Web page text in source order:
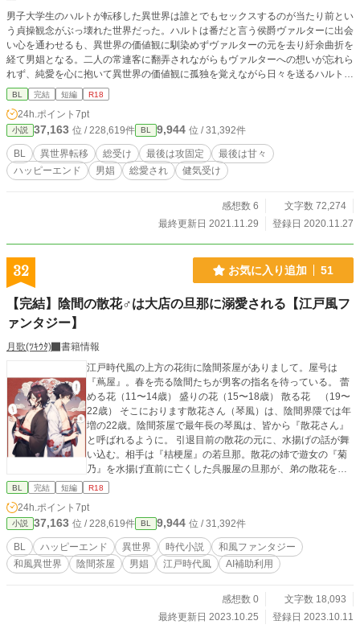
男子大学生のハルトが転移した異世界は誰とでもセックスするのが当たり前とい
う貞操観念がぶっ壊れた世界だった。ハルトは番だと言う侯爵ヴァルターに出会
い心を通わせるも、異世界の価値観に馴染めずヴァルターの元を去り紆余曲折を
経て男娼となる。二人の常連客に翻弄されながらもヴァルターへの想いが忘れら
れず、純愛を心に抱いて異世界の価値観に孤独を覚えながら日々を送るハルトの
顛末。（それほどシリアスはなく、さくさく進みます） エロの習作として書い
てみました。最初から致してますし、予告なくそういうシーンが入ります。ご注
意ください。 主人公総受け総愛されで、複数人と致してますが、最後は一応一
人とくっつきます。 男性同士の結婚も普通に存在します。また、直接的な描写
はないですが、番においては男体妊娠もできる世界です。 全１８話。その後の
んびり番外編とかを書いていくかもしれません。 ※番外編では主人公の妊娠・
出産に関する直接的な描写があります。苦手な方はご注意ください。
BL 完結 短編 R18
24h.ポイント 7pt
小説 37,163 位 / 228,619件 BL 9,944 位 / 31,392件
BL 異世界転移 総受け 最後は攻固定
最後は甘々
ハッピーエンド
男娼 総愛され 健気受け
感想数 6
文字数 72,274
最終更新日 2021.11.29
登録日 2020.11.27
32 お気に入り追加 51
【完結】陰間の散花♂は大店の旦那に溺愛される【江戸風フ
ァンタジー】
月歌(ﾂｷｳﾀ)
書籍情報
江戸時代風の上方の花街に陰間茶屋がありまして。屋号は
『蔦屋』。春を売る陰間たちが男客の指名を待っている。 蕾
める花（11〜14歳） 盛りの花（15〜18歳） 散る花 （19〜
22歳） そこにおります散花さん（琴風）は、陰間界隈では年
増の22歳。陰間茶屋で最年長の琴風は、皆から『散花さん』
と呼ばれるように。 引退目前の散花の元に、水揚げの話が舞
い込む。相手は『桔梗屋』の若旦那。散花の姉で遊女の『菊
乃』を水揚げ直前に亡くした呉服屋の旦那が、弟の散花を代
わりに水揚げするという。 どうする、散花？ ☆散花シリーズ
BL 完結 短編 R18
24h.ポイント 7pt
小説 37,163 位 / 228,619件 BL 9,944 位 / 31,392件
BL ハッピーエンド 異世界 時代小説
和風ファンタジー
和風異世界
陰間茶屋 男娼 江戸時代風 AI補助利用
感想数 0
文字数 18,093
最終更新日 2023.10.25
登録日 2023.10.11